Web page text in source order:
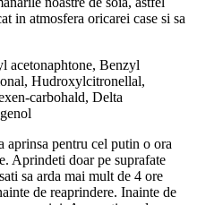
in atmosfera oricarei case si sa
acetonaphtone, Benzyl
Hudroxylcitronellal,
carbohald, Delta
aprinsa pentru cel putin o ora
Aprindeti doar pe suprafate
sa arda mai mult de 4 ore
de reaprindere. Inainte de